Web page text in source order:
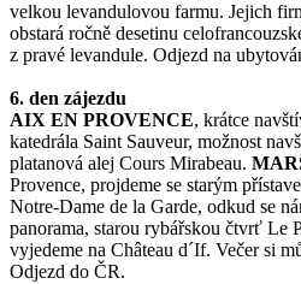
velkou levandulovou farmu. Jejich
obstará ročně desetinu
z pravé levandule. Odjezd na
6. den zájezdu
AIX EN PROVENCE, krátce
katedrála Saint Sauveur, možnost
platanová alej Cours Mirabeau.
Provence, projdeme se starým
Notre-Dame de la Garde, odkud se
panorama, starou rybářskou čtvrť Le
vyjedeme na Château d´If. Večer si
Odjezd do ČR.